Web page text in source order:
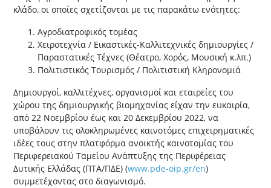
κλάδο, οι οποίες σχετίζονται με τις παρακάτω ενότητες:
Αγροδιατροφικός τομέας
Χειροτεχνία / Εικαστικές-Καλλιτεχνικές δημιουργίες /
Παραστατικές Τέχνες (Θέατρο, Χορός, Μουσική κ.λπ.)
Πολιτιστικός Τουρισμός / Πολιτιστική Κληρονομιά
Δημιουργοί, καλλιτέχνες, οργανισμοί και εταιρείες του
χώρου της δημιουργικής βιομηχανίας είχαν την ευκαιρία,
από 22 Νοεμβρίου έως και 20 Δεκεμβρίου 2022, να
υποβάλουν τις ολοκληρωμένες καινοτόμες επιχειρηματικές
ιδέες τους στην πλατφόρμα ανοικτής καινοτομίας του
Περιφερειακού Ταμείου Ανάπτυξης της Περιφέρειας
Δυτικής Ελλάδας (ΠΤΑ/ΠΔΕ) (www.pde-oip.gr/en)
συμμετέχοντας στο διαγωνισμό.